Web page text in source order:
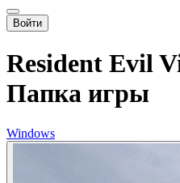
Войти
Resident Evil
Папка игры
Windows